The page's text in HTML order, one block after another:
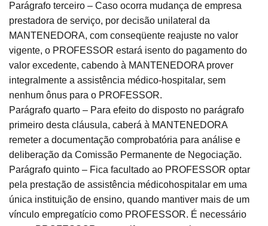
Parágrafo terceiro – Caso ocorra mudança de empresa
prestadora de serviço, por decisão unilateral da
MANTENEDORA, com conseqüente reajuste no valor
vigente, o PROFESSOR estará isento do pagamento do
valor excedente, cabendo à MANTENEDORA prover
integralmente a assistência médico-hospitalar, sem
nenhum ônus para o PROFESSOR.
Parágrafo quarto – Para efeito do disposto no parágrafo
primeiro desta cláusula, caberá à MANTENEDORA
remeter a documentação comprobatória para análise e
deliberação da Comissão Permanente de Negociação.
Parágrafo quinto – Fica facultado ao PROFESSOR optar
pela prestação de assistência médicohospitalar em uma
única instituição de ensino, quando mantiver mais de um
vínculo empregatício como PROFESSOR. É necessário